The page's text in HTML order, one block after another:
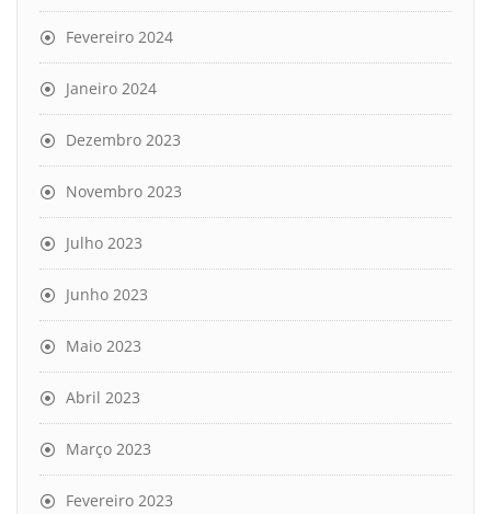
Fevereiro 2024
Janeiro 2024
Dezembro 2023
Novembro 2023
Julho 2023
Junho 2023
Maio 2023
Abril 2023
Março 2023
Fevereiro 2023